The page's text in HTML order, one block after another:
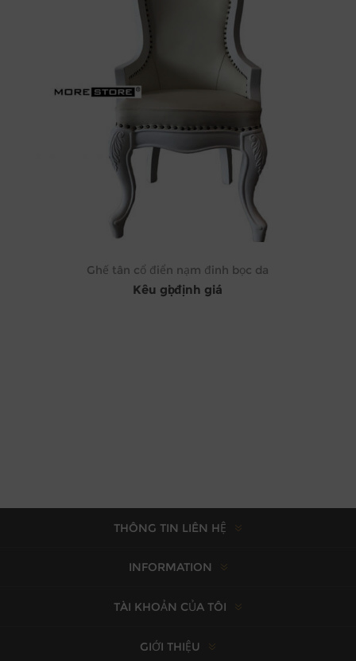
Ghế tân cổ điển nạm đinh bọc da
Kêu gọi định giá
THÔNG TIN LIÊN HỆ
INFORMATION
TÀI KHOẢN CỦA TÔI
GIỚI THIỆU